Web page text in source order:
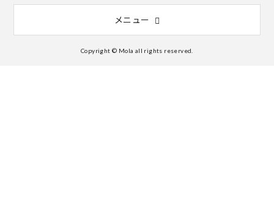
メニュー
Copyright © Mola all rights reserved.